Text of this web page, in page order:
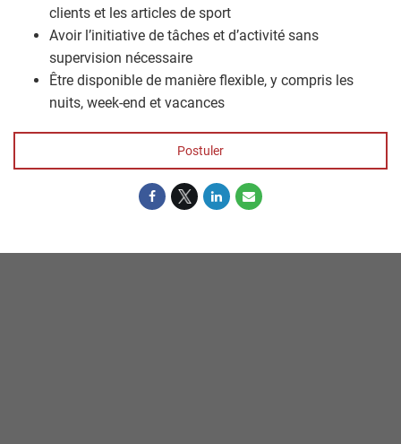
clients et les articles de sport
Avoir l’initiative de tâches et d’activité sans
supervision nécessaire
Être disponible de manière flexible, y compris les
nuits, week-end et vacances
Postuler